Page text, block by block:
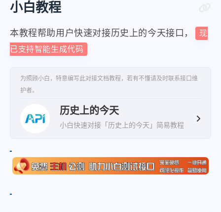
小白教程
本教程帮助用户快速对接历史上的今天接口，
现
已支持智能生成代码
为照顾小白，特意编写此对接文档教程，若有不懂请及时联系接口维
护者。
历史上的今天
小白快速对接「历史上的今天」简易教程